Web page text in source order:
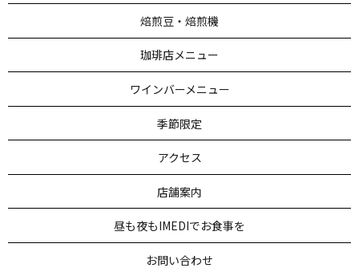
焙煎豆・焙煎機
珈琲店メニュー
ワインバーメニュー
季節限定
アクセス
店舗案内
昼も夜もIMEDIでお食事を
お問い合わせ